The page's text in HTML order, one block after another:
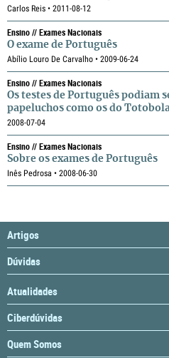
Carlos Reis • 2011-08-12
Ensino // Exames Nacionais
O exame de Português
Abílio Louro De Carvalho • 2009-06-24
Ensino // Exames Nacionais
Os testes de Português podiam
papeluchos como os do
2008-07-04
Ensino // Exames Nacionais
Sobre os exames de Português
Inês Pedrosa • 2008-06-30
Artigos
Dúvidas
Atualidades
Ciberdúvidas
Quem Somos